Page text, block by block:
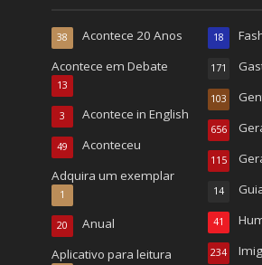
Acontece 20 Anos
38
Acontece em Debate
13
Acontece in English
3
Aconteceu
49
Adquira um exemplar
1
Anual
20
Aplicativo para leitura
18
171
103
656
115
14
41
234